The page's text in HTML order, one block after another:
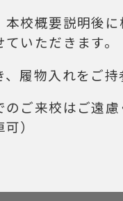
本校概要説明後
いただきます。
、履物入れをご持
のご来校はご遠慮
）